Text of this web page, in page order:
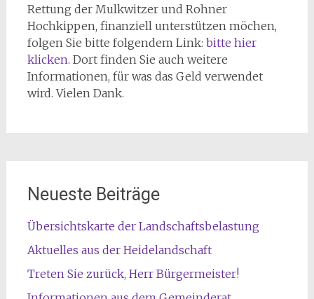
Rettung der Mulkwitzer und Rohner
Hochkippen, finanziell unterstützen möchen,
folgen Sie bitte folgendem Link: bitte hier
klicken. Dort finden Sie auch weitere
Informationen, für was das Geld verwendet
wird. Vielen Dank.
Neueste Beiträge
Übersichtskarte der Landschaftsbelastung
Aktuelles aus der Heidelandschaft
Treten Sie zurück, Herr Bürgermeister!